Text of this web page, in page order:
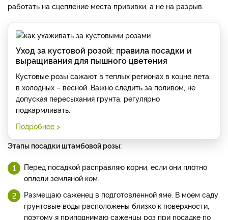
работать на сцепление места прививки, а не на разрыв.
Уход за кустовой розой: правила посадки и
выращивания для пышного цветения
Кустовые розы сажают в теплых регионах в коцне лета,
в холодных – весной. Важно следить за поливом, не
допуская пересыхания грунта, регулярно
подкармливать.
Подробнее >
Этапы посадки штамбовой розы:
Перед посадкой расправляю корни, если они плотно
оплели земляной ком.
Размещаю саженец в подготовленной яме. В моем саду
грунтовые воды расположены близко к поверхности,
поэтому я приподнимаю саженцы роз при посадке по